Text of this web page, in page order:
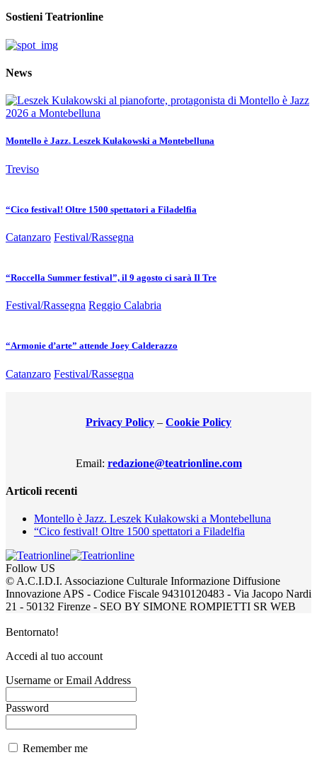
Sostieni Teatrionline
News
Montello è Jazz. Leszek Kułakowski a Montebelluna
Treviso
“Cico festival! Oltre 1500 spettatori a Filadelfia
Catanzaro Festival/Rassegna
“Roccella Summer festival”, il 9 agosto ci sarà Il Tre
Festival/Rassegna Reggio Calabria
“Armonie d’arte” attende Joey Calderazzo
Catanzaro Festival/Rassegna
Privacy Policy – Cookie Policy
Email: redazione@teatrionline.com
Articoli recenti
Montello è Jazz. Leszek Kułakowski a Montebelluna
“Cico festival! Oltre 1500 spettatori a Filadelfia
Follow US
© A.C.I.D.I. Associazione Culturale Informazione Diffusione
Innovazione APS - Codice Fiscale 94310120483 - Via Jacopo Nardi
21 - 50132 Firenze - SEO BY SIMONE ROMPIETTI SR WEB
Bentornato!
Accedi al tuo account
Username or Email Address
Password
Remember me